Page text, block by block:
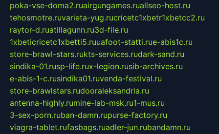
poka-vse-doma2.ruairgungames.ruallseo-host.ru
tehosmotre.ruvarieta-yug.rucricetc1xbetr1xbetcc2.ru
raytor-d.ruatillagunn.ru3d-file.ru
1xbeticricetc1xbetti5.ruuafoot-statti.rue-abis1c.ru
store-brawl-stars.rukts-services.rudark-sand.ru
sindika-01.rusp-life.rux-legion.rusib-archives.ru
e-abis-1-c.rusindika01.ruvenda-festival.ru
store-brawlstars.rudooraleksandria.ru
antenna-highly.rumine-lab-msk.ru1-mus.ru
3-sex-porn.ruban-damn.rupurse-factory.ru
viagra-tablet.rufasbags.ruadler-jun.rubandamn.ru